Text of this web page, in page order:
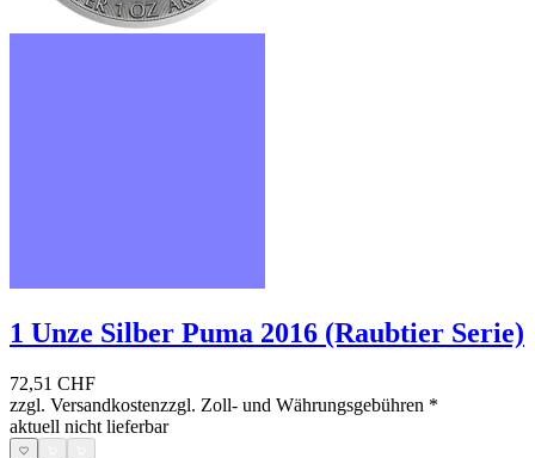
1 Unze Silber Puma 2016 (Raubtier Serie)
72,51 CHF
zzgl. Versandkostenzzgl. Zoll- und Währungsgebühren *
aktuell nicht lieferbar